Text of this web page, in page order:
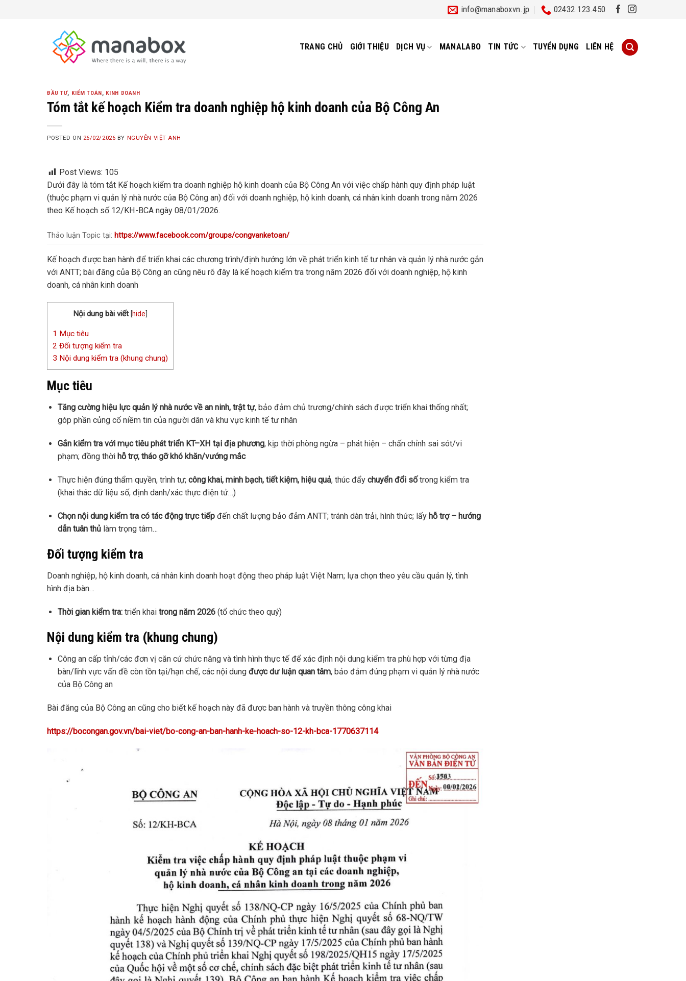
info@manaboxvn.jp 02432.123.450
TRANG CHỦ GIỚI THIỆU DỊCH VỤ MANALABO TIN TỨC TUYỂN DỤNG LIÊN HỆ
ĐẦU TƯ, KIỂM TOÁN, KINH DOANH
Tóm tắt kế hoạch Kiểm tra doanh nghiệp hộ kinh doanh của Bộ Công An
POSTED ON 26/02/2026 BY NGUYỄN VIỆT ANH
Post Views: 105
Dưới đây là tóm tắt Kế hoạch kiểm tra doanh nghiệp hộ kinh doanh của Bộ Công An với việc chấp hành quy định pháp luật
(thuộc phạm vi quản lý nhà nước của Bộ Công an) đối với doanh nghiệp, hộ kinh doanh, cá nhân kinh doanh trong năm 2026
theo Kế hoạch số 12/KH-BCA ngày 08/01/2026.
Thảo luận Topic tại: https://www.facebook.com/groups/congvanketoan/
Kế hoạch được ban hành để triển khai các chương trình/định hướng lớn về phát triển kinh tế tư nhân và quản lý nhà nước gắn
với ANTT; bài đăng của Bộ Công an cũng nêu rõ đây là kế hoạch kiểm tra trong năm 2026 đối với doanh nghiệp, hộ kinh
doanh, cá nhân kinh doanh
Nội dung bài viết [hide]
1 Mục tiêu
2 Đối tượng kiểm tra
3 Nội dung kiểm tra (khung chung)
Mục tiêu
Tăng cường hiệu lực quản lý nhà nước về an ninh, trật tự, bảo đảm chủ trương/chính sách được triển khai thống nhất;
góp phần củng cố niềm tin của người dân và khu vực kinh tế tư nhân
Gắn kiểm tra với mục tiêu phát triển KT–XH tại địa phương, kịp thời phòng ngừa – phát hiện – chấn chỉnh sai sót/vi
phạm; đồng thời hỗ trợ, tháo gỡ khó khăn/vướng mắc
Thực hiện đúng thẩm quyền, trình tự; công khai, minh bạch, tiết kiệm, hiệu quả, thúc đẩy chuyển đổi sốtrong kiểm tra
(khai thác dữ liệu số, định danh/xác thực điện tử…)
Chọn nội dung kiểm tra có tác động trực tiếp đến chất lượng bảo đảm ANTT; tránh dàn trải, hình thức; lấy hỗ trợ – hướng
dẫn tuân thủ làm trọng tâm…
Đối tượng kiểm tra
Doanh nghiệp, hộ kinh doanh, cá nhân kinh doanh hoạt động theo pháp luật Việt Nam; lựa chọn theo yêu cầu quản lý, tình
hình địa bàn…
Thời gian kiểm tra: triển khai trong năm 2026 (tổ chức theo quý)
Nội dung kiểm tra (khung chung)
Công an cấp tỉnh/các đơn vị căn cứ chức năng và tình hình thực tế để xác định nội dung kiểm tra phù hợp với từng địa
bàn/lĩnh vực vấn đề còn tồn tại/hạn chế, các nội dung được dư luận quan tâm, bảo đảm đúng phạm vi quản lý nhà nước
của Bộ Công an
Bài đăng của Bộ Công an cũng cho biết kế hoạch này đã được ban hành và truyền thông công khai
https://bocongan.gov.vn/bai-viet/bo-cong-an-ban-hanh-ke-hoach-so-12-kh-bca-1770637114